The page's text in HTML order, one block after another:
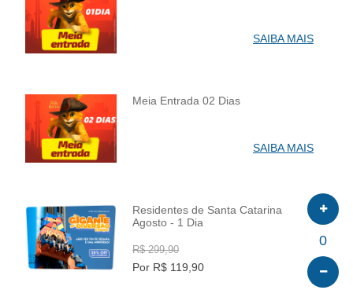
INFO
SAIBA MAIS
INFO
Meia Entrada 02 Dias
SAIBA MAIS
INFO
Residentes de Santa Catarina
Agosto - 1 Dia
R$ 299,90
Por R$ 119,90
0